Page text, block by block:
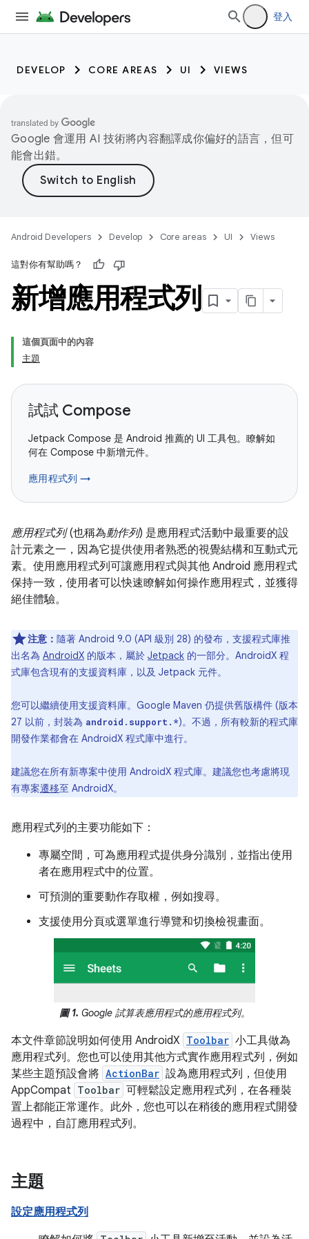
登入
DEVELOP CORE AREAS UI VIEWS
Google 會運用 AI 技術將內容翻譯成你偏好的語言，但可
能會出錯。
Android Developers Develop Core areas UI Views
這對你有幫助嗎？
新增應用程式列
這個頁面中的內容
主題
試試 Compose
Jetpack Compose 是 Android 推薦的 UI 工具包。瞭解如
何在 Compose 中新增元件。
應用程式列 →
應用程式列(也稱為動作列) 是應用程式活動中最重要的設
計元素之一，因為它提供使用者熟悉的視覺結構和互動式元
素。使用應用程式列可讓應用程式與其他 Android 應用程式
保持一致，使用者可以快速瞭解如何操作應用程式，並獲得
絕佳體驗。
注意： 隨著 Android 9.0 (API 級別 28) 的發布，支援程式庫推
出名為 AndroidX 的版本，屬於 Jetpack 的一部分。AndroidX 程
式庫包含現有的支援資料庫，以及 Jetpack 元件。
您可以繼續使用支援資料庫。Google Maven 仍提供舊版構件 (版本
27 以前，封裝為 android.support.*)。不過，所有較新的程式庫
開發作業都會在 AndroidX 程式庫中進行。
建議您在所有新專案中使用 AndroidX 程式庫。建議您也考慮將現
有專案遷移至 AndroidX。
應用程式列的主要功能如下：
專屬空間，可為應用程式提供身分識別，並指出使用
者在應用程式中的位置。
可預測的重要動作存取權，例如搜尋。
支援使用分頁或選單進行導覽和切換檢視畫面。
圖 1. Google 試算表應用程式的應用程式列。
本文件章節說明如何使用 AndroidX Toolbar 小工具做為
應用程式列。您也可以使用其他方式實作應用程式列，例如
某些主題預設會將 ActionBar 設為應用程式列，但使用
AppCompat Toolbar 可輕鬆設定應用程式列，在各種裝
置上都能正常運作。此外，您也可以在稍後的應用程式開發
過程中，自訂應用程式列。
主題
設定應用程式列